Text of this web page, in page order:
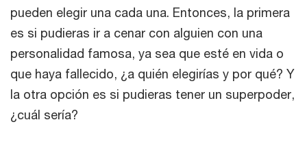
pueden elegir una cada una. Entonces, la primera
es si pudieras ir a cenar con alguien con una
personalidad famosa, ya sea que esté en vida o
que haya fallecido, ¿a quién elegirías y por qué? Y
la otra opción es si pudieras tener un superpoder,
¿cuál sería?